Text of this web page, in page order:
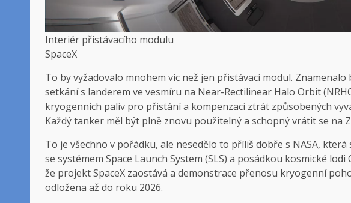
Interiér přistávacího modulu
SpaceX
To by vyžadovalo mnohem víc než jen přistávací modul.
setkání s landerem ve vesmíru na Near-Rectilinear Halo Orbit
kryogenních paliv pro přistání a kompenzaci ztrát způsobených
Každý tanker měl být plně znovu použitelný a schopný vrátit se na
To je všechno v pořádku, ale nesedělo to příliš dobře s NASA,
se systémem Space Launch System (SLS) a posádkou kosmické
že projekt SpaceX zaostává a demonstrace přenosu kryogenní
odložena až do roku 2026.